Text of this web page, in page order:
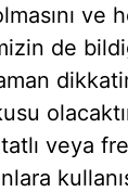
ve
de
veya